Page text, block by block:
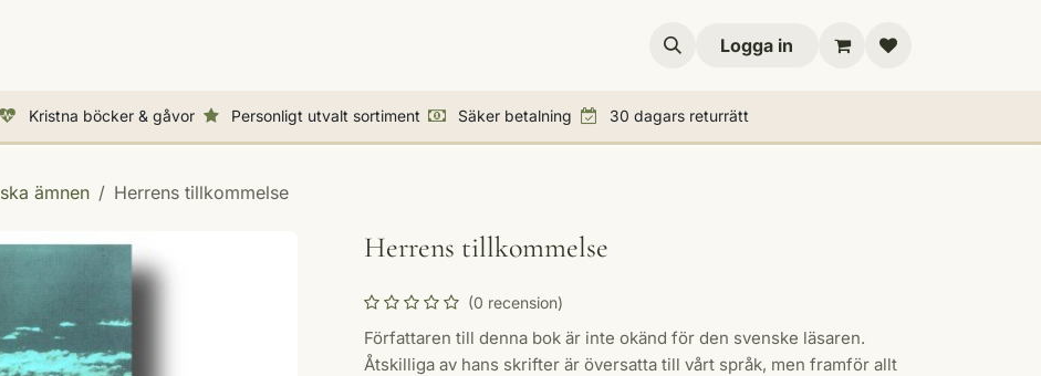
Logga in
Kristna böcker & gåvor Personligt utvalt sortiment Säker betalning 30 dagars returrätt
ämnen Herrens tillkommelse
Herrens tillkommelse
(0 recension)
Författaren till denna bok är inte okänd för den svenske läsaren.
Åtskilliga av hans skrifter är översatta till vårt språk, men framför allt